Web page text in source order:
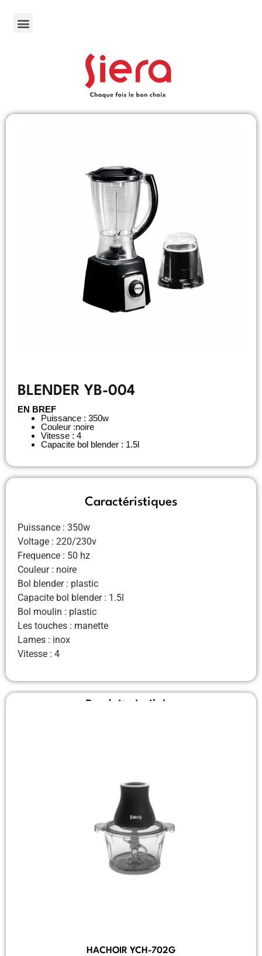
BLENDER YB-004
EN BREF
Puissance : 350w
Couleur :noire
Vitesse : 4
Capacite bol blender : 1.5l
Caractéristiques
Puissance : 350w
Voltage : 220/230v
Frequence : 50 hz
Couleur : noire
Bol blender : plastic
Capacite bol blender : 1.5l
Bol moulin : plastic
Les touches : manette
Lames : inox
Vitesse : 4
HACHOIR YCH-702G